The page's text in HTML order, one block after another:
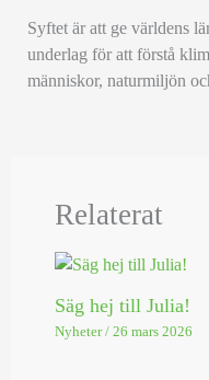
Syftet är att ge världens
underlag för att förstå
människor, naturmiljön
Relaterat
Säg hej till Julia!
Nyheter/ 26 mars 2026